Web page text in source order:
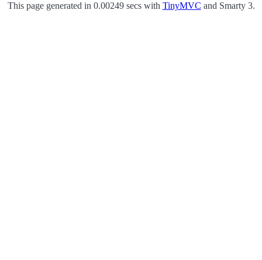
This page generated in 0.00249 secs with TinyMVC and Smarty 3.